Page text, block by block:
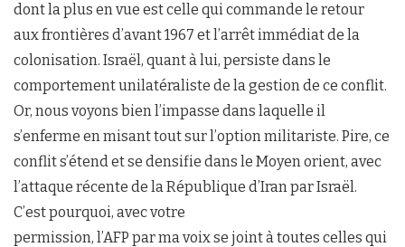
dont la plus en vue est celle qui commande le retour
aux frontières d’avant 1967 et l’arrêt immédiat de la
colonisation. Israël, quant à lui, persiste dans le
comportement unilatéraliste de la gestion de ce conflit.
Or, nous voyons bien l’impasse dans laquelle il
s’enferme en misant tout sur l’option militariste. Pire, ce
conflit s’étend et se densifie dans le Moyen orient, avec
l’attaque récente de la République d’Iran par Israël.
C’est pourquoi, avec votre
permission, l’AFP par ma voix se joint à toutes celles qui